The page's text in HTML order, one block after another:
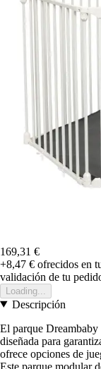
169,31 €
+8,47 € ofrecidos en
validación de tu
Loading...
Descripción
El parque
diseñada para
ofrece opciones de
Este parque modular